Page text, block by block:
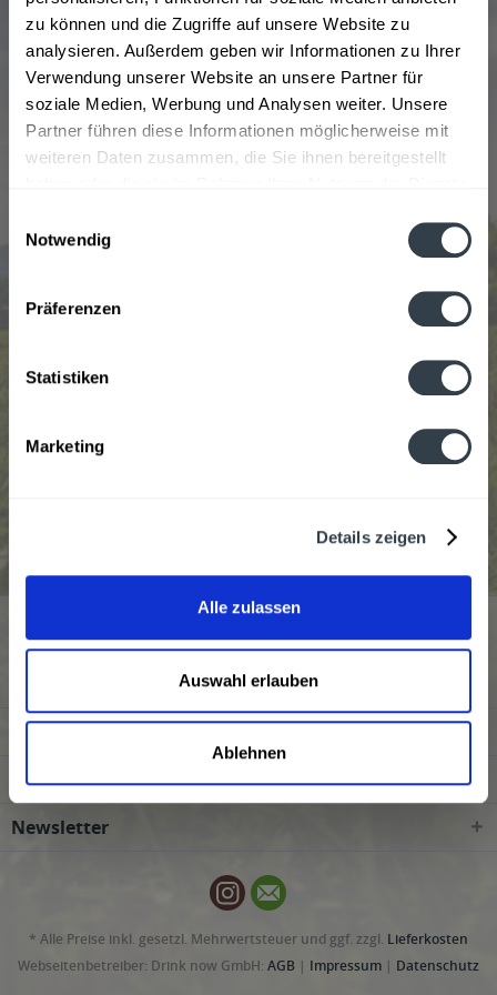
zu können und die Zugriffe auf unsere Website zu
analysieren. Außerdem geben wir Informationen zu Ihrer
Verwendung unserer Website an unsere Partner für
soziale Medien, Werbung und Analysen weiter. Unsere
Partner führen diese Informationen möglicherweise mit
weiteren Daten zusammen, die Sie ihnen bereitgestellt
Notwendig
Präferenzen
Statistiken
Marketing
Details zeigen
Alle zulassen
Auswahl erlauben
Ablehnen
beschloss, dass es Zeit für einen Wodka mit Geschmack
und Qualität war. Deshalb holte er sich französische
Hilfe und gemeinsam erschufen Sie Grey Goose – einen
Wodka mit Geschmack und Tiefgang. Grey Goose bietet
momentan zweit Produkte an: den Grey Goose Wodka
und den VX. Bestellt euch die Getränke dieser einfach
oder ins Büro bringen.
Orten und Postleitzahl-Gebieten geliefert
Shop Service
Informationen
Newsletter
* Alle Preise inkl. gesetzl. Mehrwertsteuer und ggf. zzgl. Lieferkosten
Webseitenbetreiber: Drink now GmbH: AGB | Impressum | Datenschutz